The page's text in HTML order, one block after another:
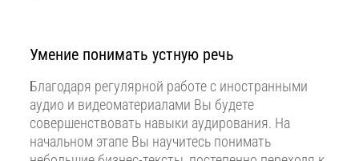
Умение понимать устную речь
Благодаря регулярной работе с иностранными
аудио и видеоматериалами Вы будете
совершенствовать навыки аудирования. На
начальном этапе Вы научитесь понимать